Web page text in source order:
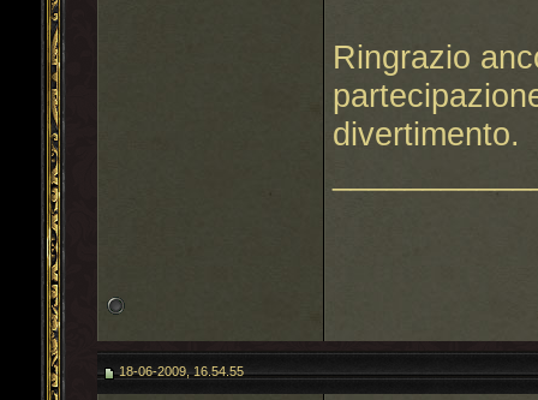
Ringrazio
divertimento.
18-06-2009, 16.54.55